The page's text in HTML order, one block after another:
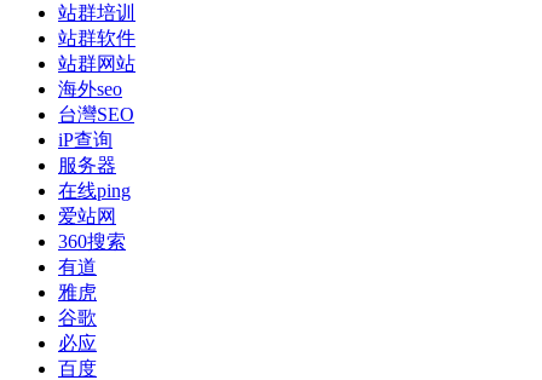
站群培训
站群软件
站群网站
海外seo
台灣SEO
iP查询
服务器
在线ping
爱站网
360搜索
有道
雅虎
谷歌
必应
百度